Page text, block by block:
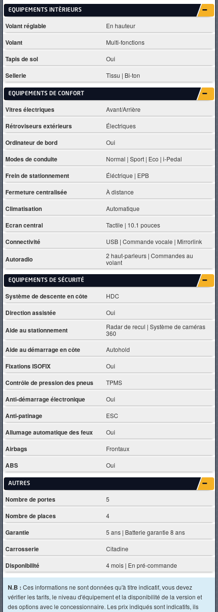
EQUIPEMENTS INTÈRIEURS
Volant réglable En hauteur
Volant Multi-fonctions
Tapis de sol Oui
Sellerie Tissu | Bi-ton
EQUIPEMENTS DE CONFORT
Vitres électriques Avant/Arrière
Rétroviseurs extérieurs Électriques
Ordinateur de bord Oui
Modes de conduite Normal | Sport | Eco | i-Pedal
Frein de stationnement Éléctrique | EPB
Fermeture centralisée À distance
Climatisation Automatique
Ecran central Tactile | 10.1 pouces
Connectivité USB | Commande vocale | Mirrorlink
Autoradio
2 haut-parleurs | Commandes au
volant
EQUIPEMENTS DE SÉCURITÉ
Système de descente en côte HDC
Direction assistée Oui
Aide au stationnement
Radar de recul | Système de caméras
360
Aide au démarrage en côte Autohold
Fixations ISOFIX Oui
Contrôle de pression des pneus TPMS
Anti-démarrage électronique Oui
Anti-patinage ESC
Allumage automatique des feux Oui
Airbags Frontaux
ABS Oui
AUTRES
Nombre de portes 5
Nombre de places 4
Garantie 5 ans | Batterie garantie 8 ans
Carrosserie Citadine
Disponibilité 4 mois | En pré-commande
N.B : Ces informations ne sont données qu'à titre indicatif, vous devez
vérifier les tarifs, le niveau d'équipement et la disponibilité de la version et
des options avec le concessionnaire. Les prix indiqués sont indicatifs, ils